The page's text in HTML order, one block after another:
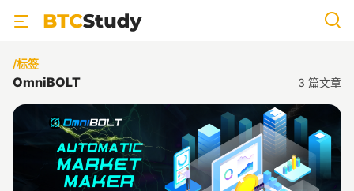
/标签
OmniBOLT 3 篇文章